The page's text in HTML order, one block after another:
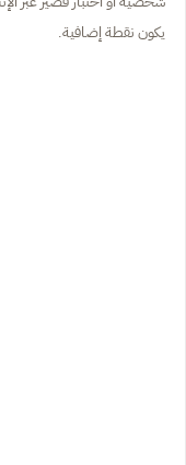
يكون نقطة إضافية.